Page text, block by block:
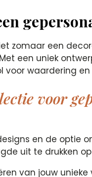
zomaar een
een uniek
voor waardering
voor
en de optie
uit te drukken
van jouw